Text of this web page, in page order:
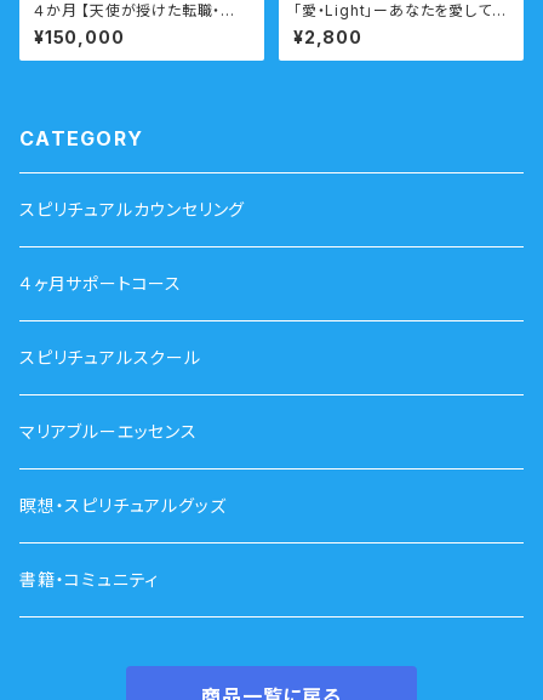
４か月 【天使が授けた転職・天
職】サポートコース （転職・天
職・仕事・働き方・職場の人間関
係・転職タイミング）
¥150,000
「愛・Light」ーあなたを愛して許
して自己愛を高めるエッセンス
ー 瞑想音声ガイド付き マリ
アウォーターエッセンス・シング
¥2,800
CATEGORY
スピリチュアルカウンセリング
４ヶ月サポートコース
スピリチュアルスクール
マリアブルーエッセンス
瞑想・スピリチュアルグッズ
書籍・コミュニティ